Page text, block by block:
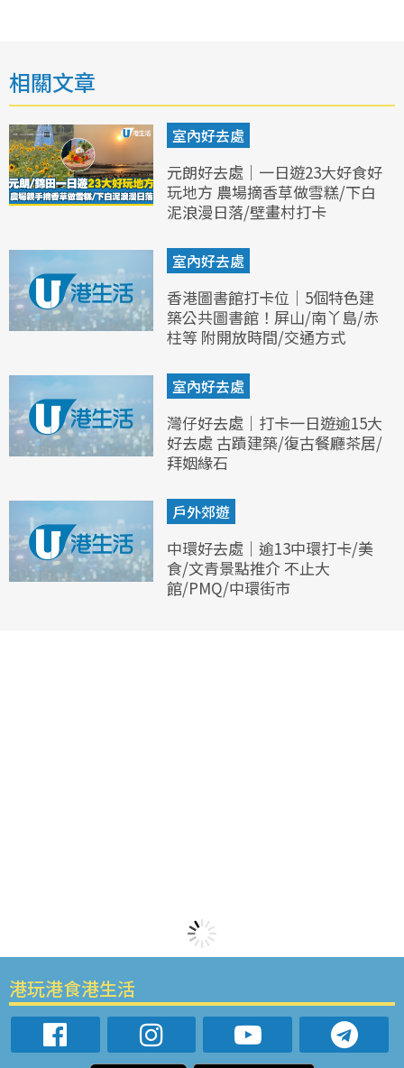
相關文章
室內好去處
元朗好去處｜一日遊23大好食好
玩地方 農場摘香草做雪糕/下白
泥浪漫日落/壁畫村打卡
室內好去處
香港圖書館打卡位｜5個特色建
築公共圖書館！屏山/南丫島/赤
柱等 附開放時間/交通方式
室內好去處
灣仔好去處｜打卡一日遊逾15大
好去處 古蹟建築/復古餐廳茶居/
拜姻緣石
戶外郊遊
中環好去處｜逾13中環打卡/美
食/文青景點推介 不止大
館/PMQ/中環街市
港玩港食港生活